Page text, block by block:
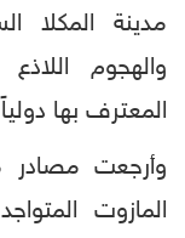
مدينة المكلا
والهجوم
المعترف بها
وأرجعت مصادر
المازوت